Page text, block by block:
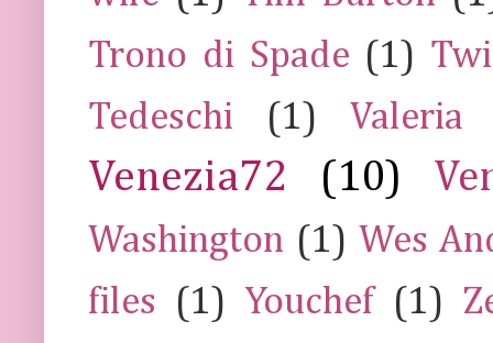
Trono di Spade (1)
Tedeschi
(1) Valeria
Venezia72 (10)
Washington (1) Wes
files
(1) Youchef (1)